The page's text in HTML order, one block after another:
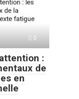
0
:
de
en